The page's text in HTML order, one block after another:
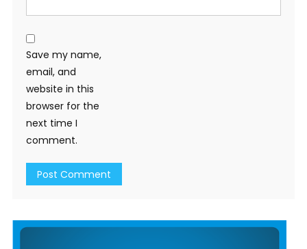
Save my name,
email, and
website in this
browser for the
next time I
comment.